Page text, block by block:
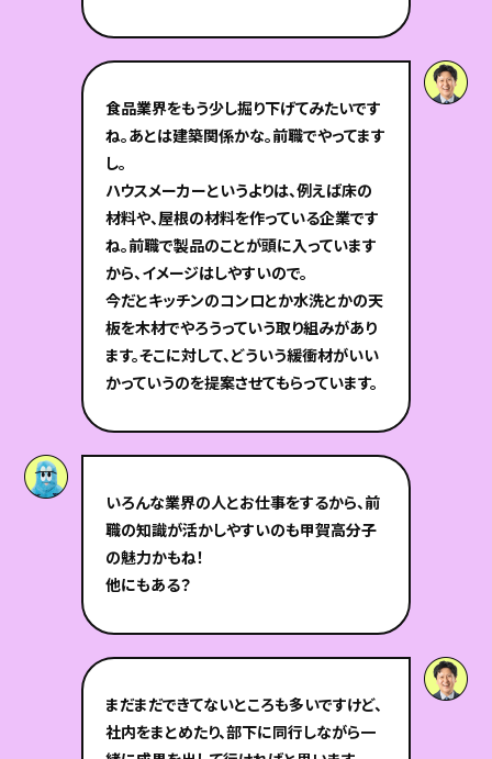
食品業界をもう少し掘り下げてみたいです
ね。あとは建築関係かな。前職でやってます
し。
ハウスメーカーというよりは、例えば床の
材料や、屋根の材料を作っている企業です
ね。前職で製品のことが頭に入っています
から、イメージはしやすいので。
今だとキッチンのコンロとか水洗とかの天
板を木材でやろうっていう取り組みがあり
ます。そこに対して、どういう緩衝材がいい
かっていうのを提案させてもらっています。
いろんな業界の人とお仕事をするから、前
職の知識が活かしやすいのも甲賀高分子
の魅力かもね！
他にもある？
まだまだできてないところも多いですけど、
社内をまとめたり、部下に同行しながら一